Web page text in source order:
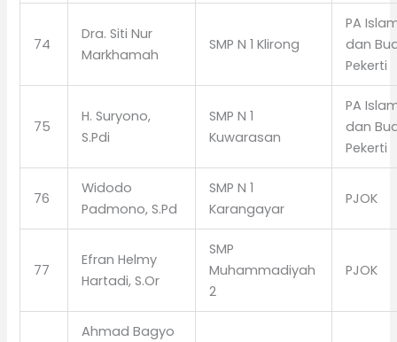
74
Dra. Siti Nur
Markhamah
SMP N 1 Klirong
PA
dan
Pekerti
75
H. Suryono,
S.Pdi
SMP N 1
Kuwarasan
PA
dan
Pekerti
76
Widodo
Padmono, S.Pd
SMP N 1
Karangayar
PJOK
77
Efran Helmy
Hartadi, S.Or
SMP
Muhammadiyah
2
PJOK
Ahmad Bagyo